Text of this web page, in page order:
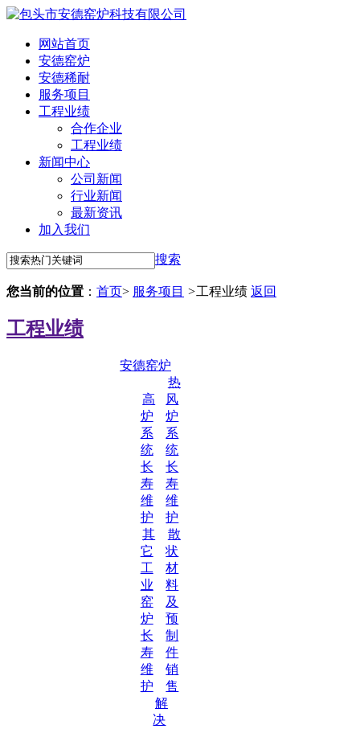
网站首页
安德窑炉
安德稀耐
服务项目
工程业绩
合作企业
工程业绩
新闻中心
公司新闻
行业新闻
最新资讯
加入我们
搜索
您当前的位置 ： 首页> 服务项目 >工程业绩 返回
工程业绩
安德窑炉
高
炉
系
统
长
寿
维
护
热
风
炉
系
统
长
寿
维
护
其
它
工
业
窑
炉
长
寿
维
护
散
状
材
料
及
预
制
件
销
售
解
决